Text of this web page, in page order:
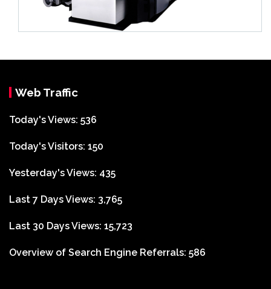
Web Traffic
Today's Views: 536
Today's Visitors: 150
Yesterday's Views: 435
Last 7 Days Views: 3,765
Last 30 Days Views: 15,723
Overview of Search Engine Referrals: 586